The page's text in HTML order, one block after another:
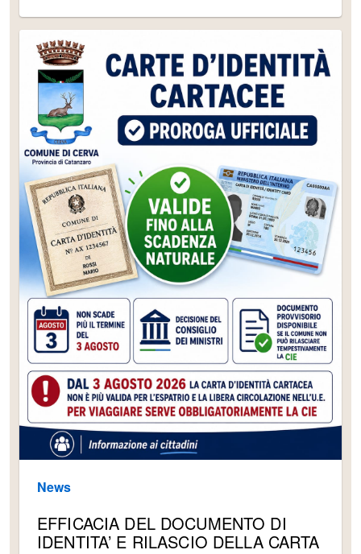
News
EFFICACIA DEL DOCUMENTO DI
IDENTITA’ E RILASCIO DELLA CARTA